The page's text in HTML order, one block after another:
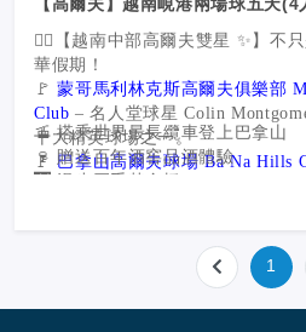
🏌️‍♂️【越南中部高爾夫雙星 ✨】不
華假期！
🚩蒙哥馬利林克斯高爾夫俱樂部
Club – 名人堂球星 Colin
十大精英球場之一。
🚩巴拿山高爾夫球場 Ba Na Hills
⛳️ 18 洞專業挑戰｜國際級綠茵球
🚡 搭乘世界最長纜車登上巴拿山
🍷 贈送百年酒窖品酒體驗
1